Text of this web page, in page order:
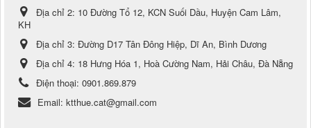
Địa chỉ 2: 10 Đường Tổ 12, KCN Suối Dầu, Huyện Cam Lâm,
KH
Địa chỉ 3: Đường D17 Tân Đông Hiệp, Dĩ An, Bình Dương
Địa chỉ 4: 18 Hưng Hóa 1, Hoà Cường Nam, Hải Châu, Đà Nẵng
Điện thoại: 0901.869.879
Email: ktthue.cat@gmail.com